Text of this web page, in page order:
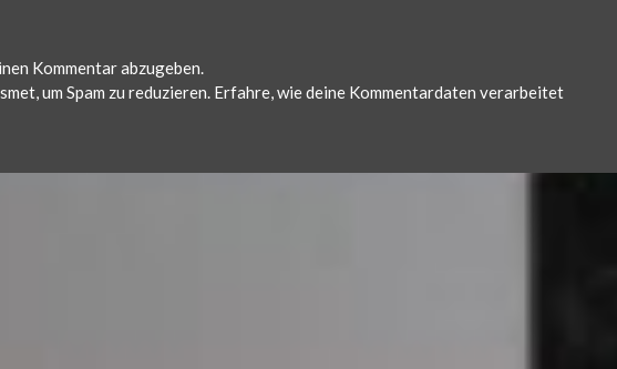
Kommentar abzugeben.
um Spam zu reduzieren. Erfahre, wie deine Kommentardaten verarbeitet